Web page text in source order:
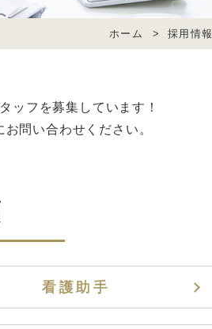
ホーム > 採用情報
ッフを募集しています！
問い合わせください。
看護助手